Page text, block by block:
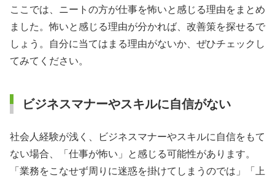
ここでは、ニートの方が仕事を怖いと感じる理由をまとめ
ました。怖いと感じる理由が分かれば、改善策を探せるで
しょう。自分に当てはまる理由がないか、ぜひチェックし
てみてください。
ビジネスマナーやスキルに自信がない
社会人経験が浅く、ビジネスマナーやスキルに自信をもて
ない場合、「仕事が怖い」と感じる可能性があります。
「業務をこなせず周りに迷惑を掛けてしまうのでは」「上